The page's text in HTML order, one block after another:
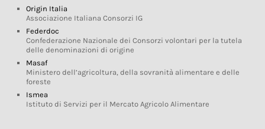
Origin Italia
Associazione Italiana Consorzi IG
Federdoc
Confederazione Nazionale dei Consorzi volontari per la tutela
delle denominazioni di origine
Masaf
Ministero dell’agricoltura, della sovranità alimentare e delle
foreste
Ismea
Istituto di Servizi per il Mercato Agricolo Alimentare